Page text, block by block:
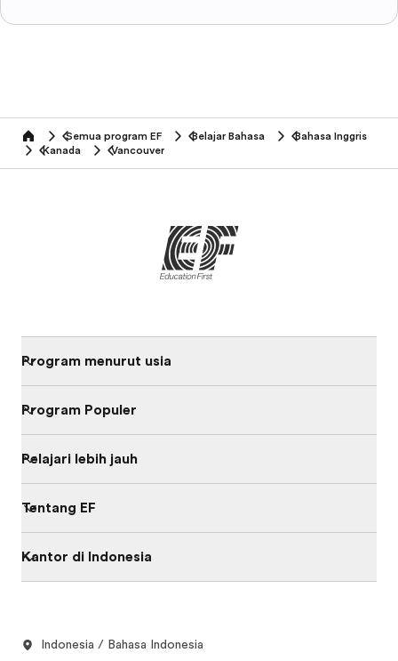
home Semua program EF Belajar Bahasa
Bahasa Inggris
Kanada
Vancouver
Program menurut usia
Program Populer
Pelajari lebih jauh
Tentang EF
Kantor di Indonesia
Indonesia / Bahasa Indonesia